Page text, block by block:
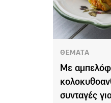
ΘΕΜΑΤΑ
Με
συνταγές